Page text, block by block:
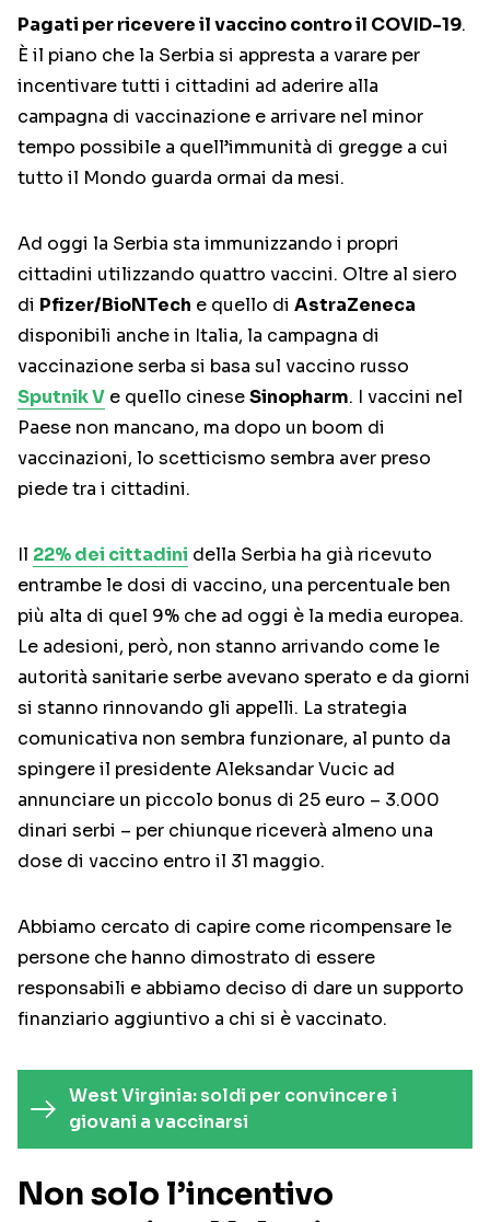
Pagati per ricevere il vaccino contro il COVID-19.
È il piano che la Serbia si appresta a varare per
incentivare tutti i cittadini ad aderire alla
campagna di vaccinazione e arrivare nel minor
tempo possibile a quell’immunità di gregge a cui
tutto il Mondo guarda ormai da mesi.
Ad oggi la Serbia sta immunizzando i propri
cittadini utilizzando quattro vaccini. Oltre al siero
di Pfizer/BioNTech e quello di AstraZeneca
disponibili anche in Italia, la campagna di
vaccinazione serba si basa sul vaccino russo
Sputnik V e quello cineseSinopharm. I vaccini nel
Paese non mancano, ma dopo un boom di
vaccinazioni, lo scetticismo sembra aver preso
piede tra i cittadini.
Il 22% dei cittadini della Serbia ha già ricevuto
entrambe le dosi di vaccino, una percentuale ben
più alta di quel 9% che ad oggi è la media europea.
Le adesioni, però, non stanno arrivando come le
autorità sanitarie serbe avevano sperato e da giorni
si stanno rinnovando gli appelli. La strategia
comunicativa non sembra funzionare, al punto da
spingere il presidente Aleksandar Vucic ad
annunciare un piccolo bonus di 25 euro – 3.000
dinari serbi – per chiunque riceverà almeno una
dose di vaccino entro il 31 maggio.
Abbiamo cercato di capire come ricompensare le
persone che hanno dimostrato di essere
responsabili e abbiamo deciso di dare un supporto
finanziario aggiuntivo a chi si è vaccinato.
West Virginia: soldi per convincere i
giovani a vaccinarsi
Non solo l’incentivo